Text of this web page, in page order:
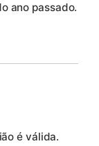
ano passado.
é válida.